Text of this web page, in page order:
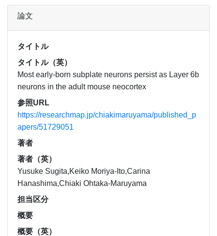
論文
タイトル
タイトル（英）
Most early-born subplate neurons persist as Layer 6b
neurons in the adult mouse neocortex
参照URL
https://researchmap.jp/chiakimaruyama/published_p
apers/51729051
著者
著者（英）
Yusuke Sugita,Keiko Moriya-Ito,Carina
Hanashima,Chiaki Ohtaka-Maruyama
担当区分
概要
概要（英）